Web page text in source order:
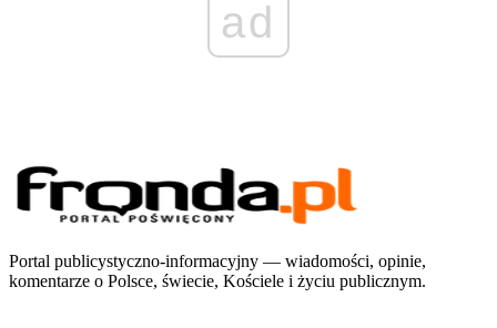
ad
Portal publicystyczno-informacyjny — wiadomości, opinie,
komentarze o Polsce, świecie, Kościele i życiu publicznym.